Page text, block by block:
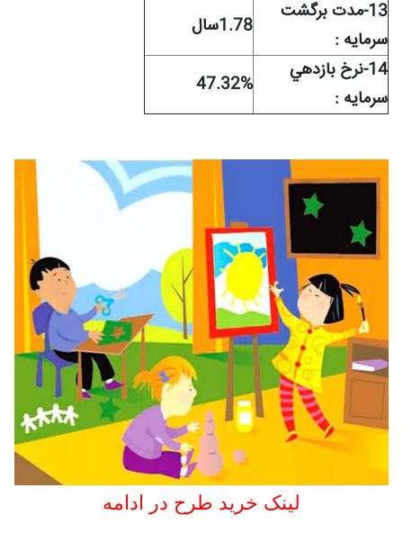
13-مدت برگشت
سرمايه :
1.78سال
14-نرخ بازدهي
سرمايه :
47.32%
لینک خرید طرح در ادامه